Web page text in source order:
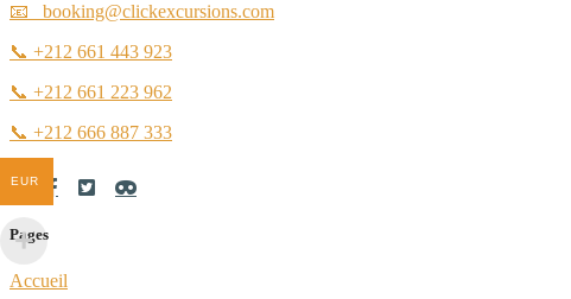
📧 booking@clickexcursions.com
📞 +212 661 443 923
📞 +212 661 223 962
📞 +212 666 887 333
Pages
Accueil
EUR